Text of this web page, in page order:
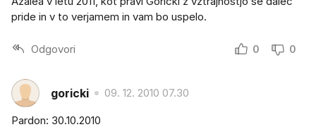
pride in v to verjamem in vam bo uspelo.
Odgovori 0 0
goricki 09. 12. 2010 07.30
Pardon: 30.10.2010